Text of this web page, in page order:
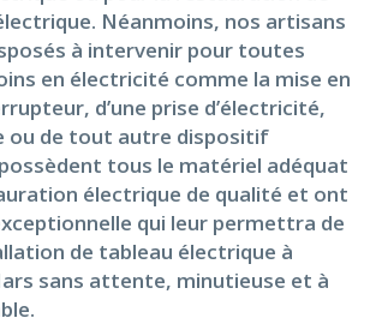
Néanmoins, nos artisans
à intervenir pour toutes
en électricité comme la mise en
d’une prise d’électricité,
ou de tout autre dispositif
tous le matériel adéquat
électrique de qualité et ont
qui leur permettra de
de tableau électrique à
sans attente, minutieuse et à